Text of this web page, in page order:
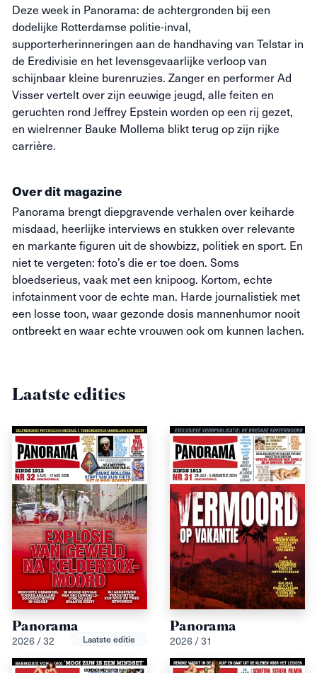
Deze week in Panorama: de achtergronden bij een
dodelijke Rotterdamse politie-inval,
supporterherinneringen aan de handhaving van Telstar in
de Eredivisie en het levensgevaarlijke verloop van
schijnbaar kleine burenruzies. Zanger en performer Ad
Visser vertelt over zijn eeuwige jeugd, alle feiten en
geruchten rond Jeffrey Epstein worden op een rij gezet,
en wielrenner Bauke Mollema blikt terug op zijn rijke
carrière.
Over dit magazine
Panorama brengt diepgravende verhalen over keiharde
misdaad, heerlijke interviews en stukken over relevante
en markante figuren uit de showbizz, politiek en sport. En
niet te vergeten: foto’s die er toe doen. Soms
bloedserieus, vaak met een knipoog. Kortom, echte
infotainment voor de echte man. Harde journalistiek met
een losse toon, waar gezonde dosis mannenhumor nooit
ontbreekt en waar echte vrouwen ook om kunnen lachen.
Laatste edities
Panorama
2026 / 32 Laatste editie
Panorama
2026 / 31